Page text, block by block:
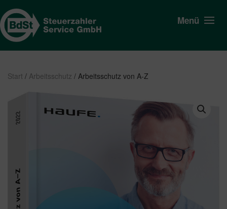
Menü
Start / Arbeitsschutz / Arbeitsschutz von A-Z